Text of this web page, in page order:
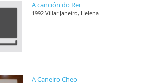
A canción do Rei
1992 Villar Janeiro, Helena
A Caneiro Cheo